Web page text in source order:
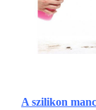
A szilikon